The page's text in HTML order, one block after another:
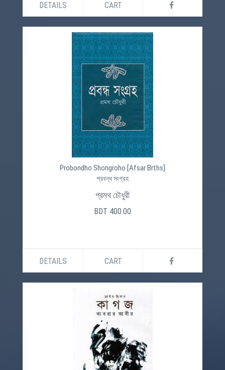
DETAILS CART
Probondho Shongroho [Afsar Brths]
প্রবন্ধ সংগ্রহ
প্রমথ চৌধুরী
BDT 400.00
DETAILS CART